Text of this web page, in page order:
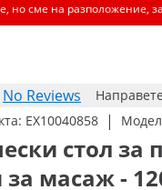
сме на разположение,
No Reviews
EX10040858 |
стол за
масаж -